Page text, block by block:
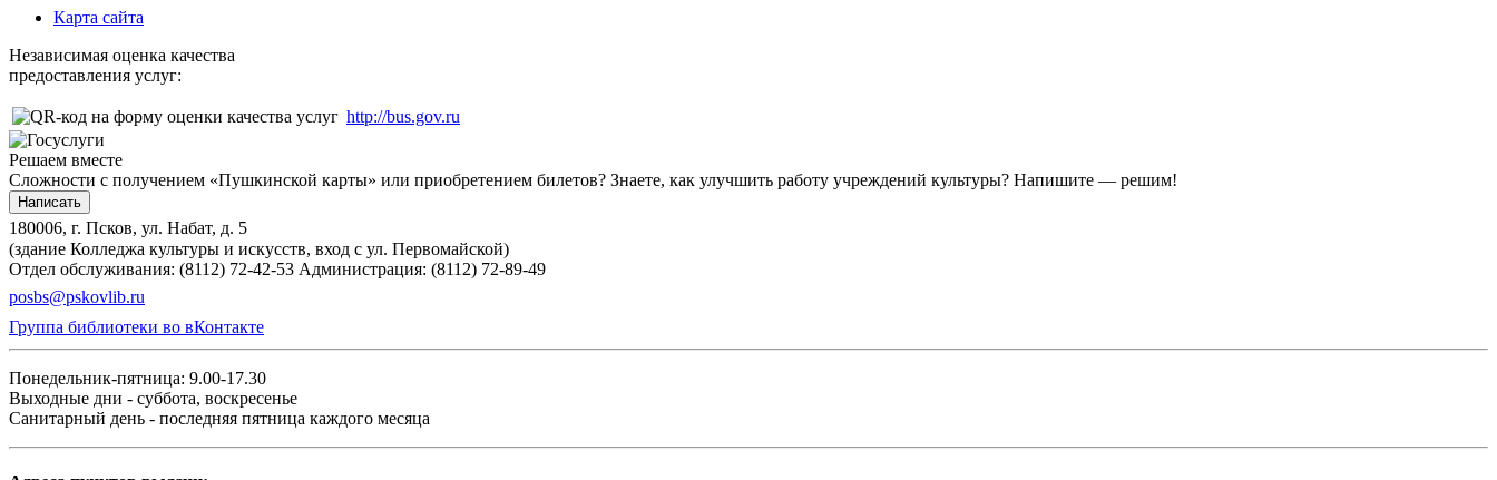
Карта сайта
Независимая оценка качества
предоставления услуг:
http://bus.gov.ru
Решаем вместе
Сложности с получением «Пушкинской карты» или приобретением билетов? Знаете, как улучшить работу учреждений культуры? Напишите — решим!
Написать
180006, г. Псков, ул. Набат, д. 5
(здание Колледжа культуры и искусств, вход с ул. Первомайской)
Отдел обслуживания: (8112) 72-42-53 Администрация: (8112) 72-89-49
posbs@pskovlib.ru
Группа библиотеки во вКонтакте
Понедельник-пятница: 9.00-17.30
Выходные дни - суббота, воскресенье
Санитарный день - последняя пятница каждого месяца